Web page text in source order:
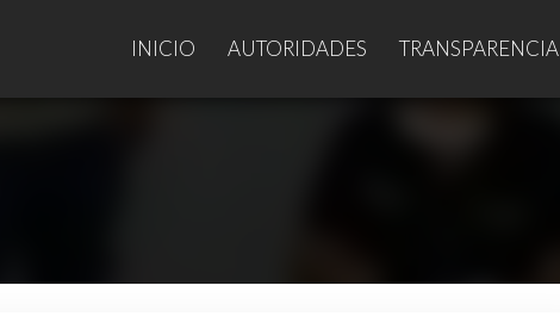
INICIO AUTORIDADES TRANSPARENCIA